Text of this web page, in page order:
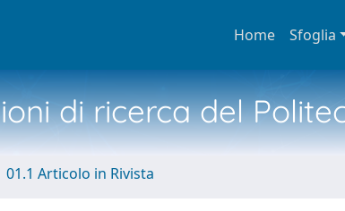
Home Sfoglia
di ricerca del
01.1 Articolo in Rivista